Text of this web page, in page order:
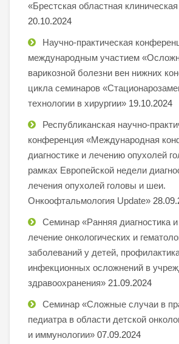
«Брестская областная
20.10.2024
Научно-практическая
международным участием
варикозной болезни вен нижних
цикла семинаров
технологии в хирургии» 19.10.2024
Республиканская научно-
конференция «Международная
диагностике и лечению опухолей
рамках Европейской недели
лечения опухолей головы и шеи.
Онкоофтальмология Update»
Семинар «Ранняя диагностика
лечение онкологических и
заболеваний у детей,
инфекционных осложнений в
здравоохранения» 21.09.2024
Семинар «Сложные случаи в
педиатра в области детской
и иммунологии» 07.09.2024